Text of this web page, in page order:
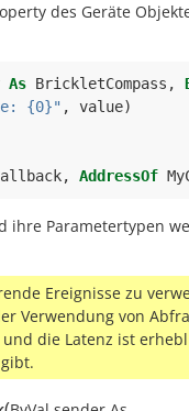
des Geräte
As BrickletCompass ,
{0}" , value)
, AddressOf
ihre Parametertypen
Ereignisse zu
Verwendung von
die Latenz ist